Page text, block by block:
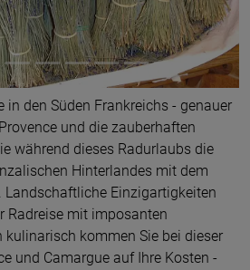
in den Süden Frankreichs - genauer
und die zauberhaften
während dieses Radurlaubs die
Hinterlandes mit dem
Landschaftliche Einzigartigkeiten
Radreise mit imposanten
kulinarisch kommen Sie bei dieser
und Camargue auf Ihre Kosten -